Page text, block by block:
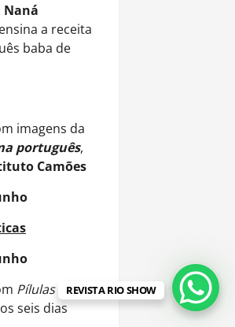
Naná
a receita
baba de
imagens da
português,
Camões
Pílulas de
seis dias
REVISTA RIO SHOW